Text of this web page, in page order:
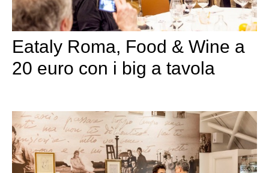
Eataly Roma, Food & Wine a
20 euro con i big a tavola